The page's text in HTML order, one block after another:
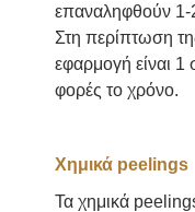
επαναληφθούν
Στη περίπτωση
εφαρμογή είναι 1
φορές το χρόνο.
Χημικά peelings
Τα χημικά